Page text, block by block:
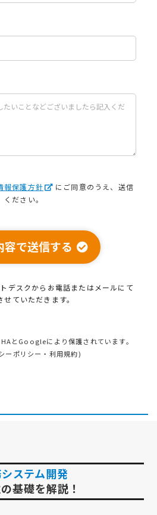
報保護方針
にご同意のうえ、送信
ください。
容で送信する
デスクから お電話またはメールにて
せていただきます。
とGoogleにより保護されています。
ーポリシー ・ 利用規約)
ステム開発
基礎を解説！